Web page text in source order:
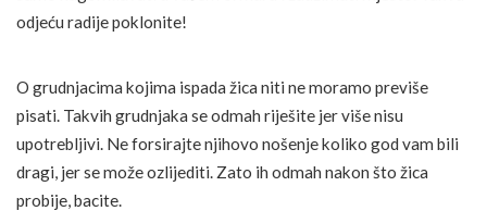
odjeću radije poklonite!
O grudnjacima kojima ispada žica niti ne moramo previše
pisati. Takvih grudnjaka se odmah riješite jer više nisu
upotrebljivi. Ne forsirajte njihovo nošenje koliko god vam bili
dragi, jer se može ozlijediti. Zato ih odmah nakon što žica
probije, bacite.